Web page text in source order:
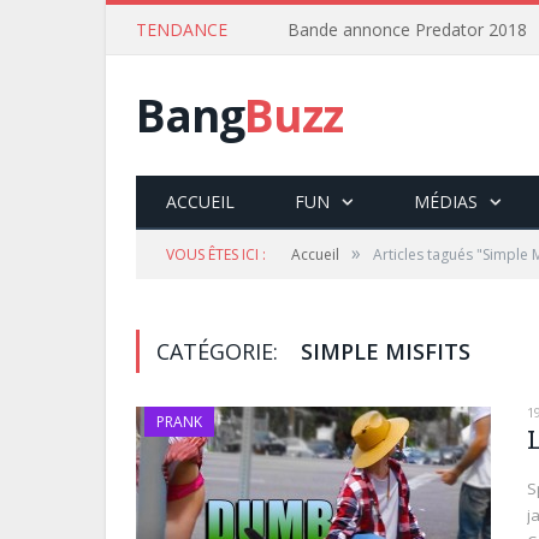
TENDANCE Bande annonce Predator 2018
BangBuzz
ACCUEIL FUN MÉDIAS
VOUS ÊTES ICI : Accueil » Articles tagués "Simple
CATÉGORIE: SIMPLE MISFITS
PRANK